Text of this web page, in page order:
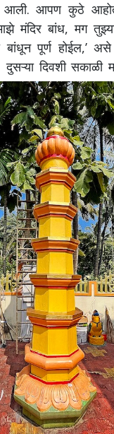
आली.आपण कुठे
मंदिर बांध,मग
बांधून पूर्ण होईल,’ असे
दुसऱ्या दिवशी सकाळी